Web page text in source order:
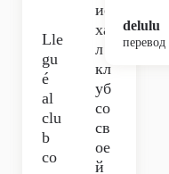
Lle
gu
é
al
clu
b
co
ие
ха
л в
кл
уб
со
св
ое
й
delulu
перевод